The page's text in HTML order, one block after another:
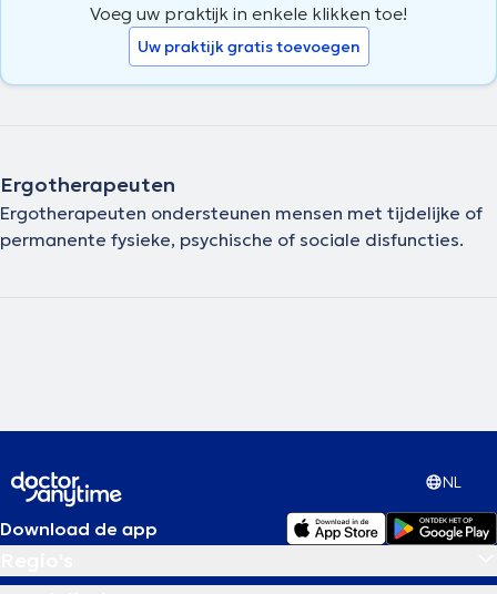
Voeg uw praktijk in enkele klikken toe!
Uw praktijk gratis toevoegen
Ergotherapeuten
Ergotherapeuten ondersteunen mensen met tijdelijke of
permanente fysieke, psychische of sociale disfuncties.
NL
Download de app